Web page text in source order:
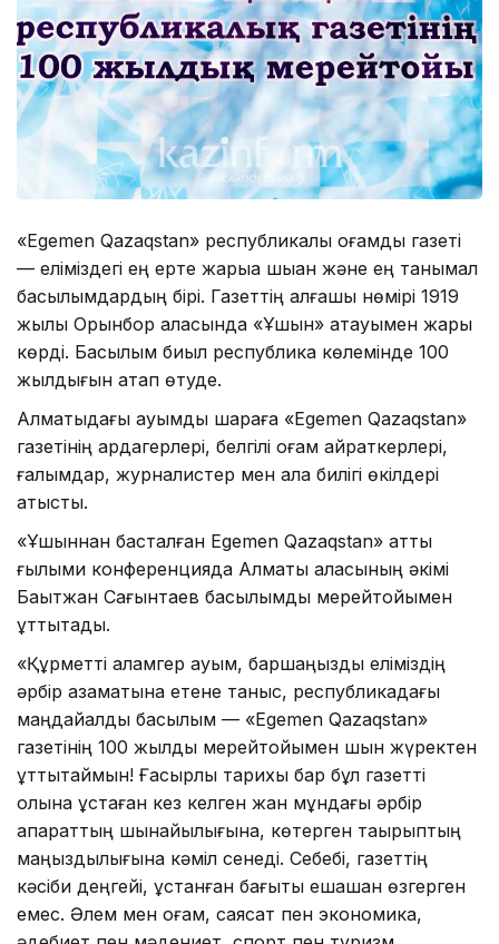
«Egemen Qazaqstan» республикалық қоғамдық газеті
— еліміздегі ең ерте жарыққа шыққан және ең танымал
басылымдардың бірі. Газеттің алғашқы нөмірі 1919
жылы Орынбор қаласында «Ұшқын» атауымен жарық
көрді. Басылым биыл республика көлемінде 100
жылдығын атап өтуде.
Алматыдағы ауқымды шараға «Egemen Qazaqstan»
газетінің ардагерлері, белгілі қоғам қайраткерлері,
ғалымдар, журналистер мен қала билігі өкілдері
қатысты.
«Ұшқыннан басталған Egemen Qazaqstan» атты
ғылыми конференцияда Алматы қаласының әкімі
Бақытжан Сағынтаев басылымды мерейтойымен
құттықтады.
«Құрметті қаламгер қауым, баршаңызды еліміздің
әрбір азаматына етене таныс, республикадағы
маңдайалды басылым — «Egemen Qazaqstan»
газетінің 100 жылдық мерейтойымен шын жүректен
құттықтаймын! Ғасырлық тарихы бар бұл газетті
қолына ұстаған кез келген жан мұндағы әрбір
ақпараттың шынайылығына, көтерген тақырыптың
маңыздылығына кәміл сенеді. Себебі, газеттің
кәсіби деңгейі, ұстанған бағыты ешқашан өзгерген
емес. Әлем мен қоғам, саясат пен экономика,